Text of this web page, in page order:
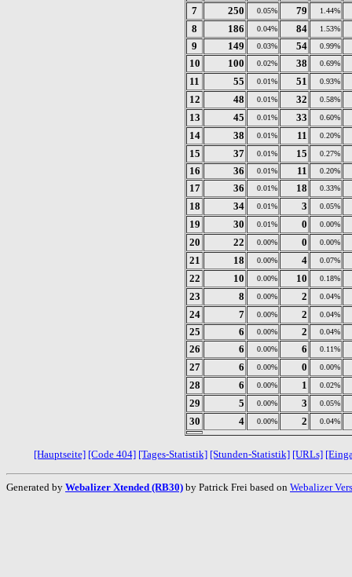
7 250 0.05% 79 1.44%
8 186 0.04% 84 1.53%
9 149 0.03% 54 0.99%
10 100 0.02% 38 0.69%
11 55 0.01% 51 0.93%
12 48 0.01% 32 0.58%
13 45 0.01% 33 0.60%
14 38 0.01% 11 0.20%
15 37 0.01% 15 0.27%
16 36 0.01% 11 0.20%
17 36 0.01% 18 0.33%
18 34 0.01% 3 0.05%
19 30 0.01% 0 0.00%
20 22 0.00% 0 0.00%
21 18 0.00% 4 0.07%
22 10 0.00% 10 0.18%
23 8 0.00% 2 0.04%
24 7 0.00% 2 0.04%
25 6 0.00% 2 0.04%
26 6 0.00% 6 0.11%
27 6 0.00% 0 0.00%
28 6 0.00% 1 0.02%
29 5 0.00% 3 0.05%
30 4 0.00% 2 0.04%
[Hauptseite] [Code 404] [Tages-Statistik] [Stunden-Statistik] [URLs]
Generated by Webalizer Xtended (RB30) by Patrick Frei based on Webalizer